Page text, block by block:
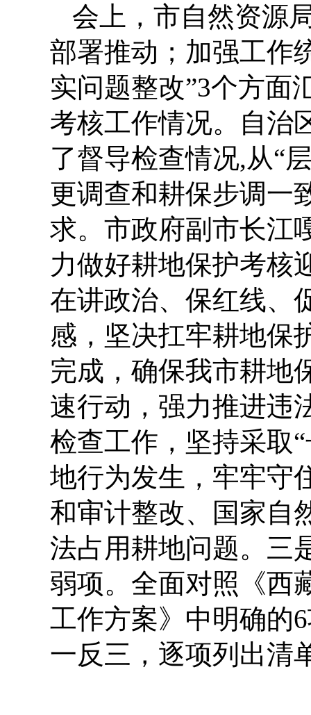
会上，市自然资源
部署推动；加强工作
实问题整改”3个方面
考核工作情况。自治
了督导检查情况,从“
更调查和耕保步调一
求。市政府副市长江
力做好耕地保护考核
在讲政治、保红线、
感，坚决扛牢耕地保
完成，确保我市耕地
速行动，强力推进违
检查工作，坚持采取
地行为发生，牢牢守
和审计整改、国家自
法占用耕地问题。 三
弱项。全面对照《西
工作方案》中明确的
一反三，逐项列出清